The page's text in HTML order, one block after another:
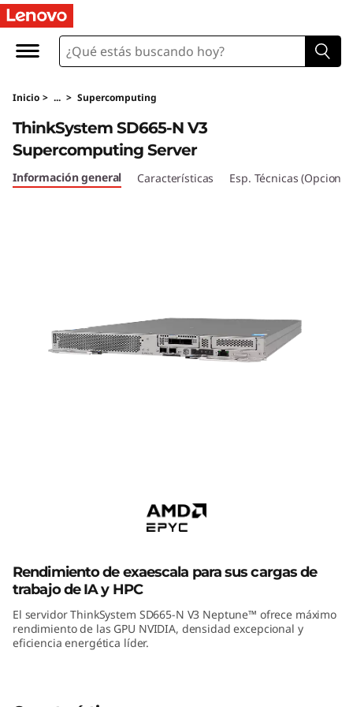
T
h
n
k
S
N
V
Inicio > ... > Supercomputing
ThinkSystem SD665-N V3
Supercomputing Server
Información general Características Esp. Técnicas
Rendimiento de exaescala para sus cargas de
trabajo de IA y HPC
El servidor ThinkSystem SD665-N V3 Neptune™ ofrece máximo
rendimiento de las GPU NVIDIA, densidad excepcional y
eficiencia energética líder.